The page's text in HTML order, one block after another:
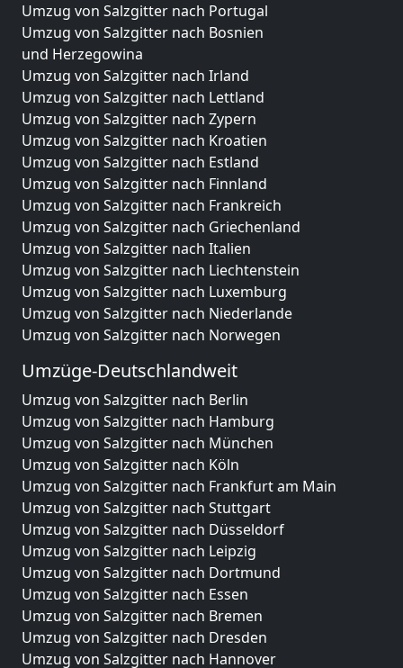
Umzug von Salzgitter nach Portugal
Umzug von Salzgitter nach Bosnien
und Herzegowina
Umzug von Salzgitter nach Irland
Umzug von Salzgitter nach Lettland
Umzug von Salzgitter nach Zypern
Umzug von Salzgitter nach Kroatien
Umzug von Salzgitter nach Estland
Umzug von Salzgitter nach Finnland
Umzug von Salzgitter nach Frankreich
Umzug von Salzgitter nach Griechenland
Umzug von Salzgitter nach Italien
Umzug von Salzgitter nach Liechtenstein
Umzug von Salzgitter nach Luxemburg
Umzug von Salzgitter nach Niederlande
Umzug von Salzgitter nach Norwegen
Umzüge-Deutschlandweit
Umzug von Salzgitter nach Berlin
Umzug von Salzgitter nach Hamburg
Umzug von Salzgitter nach München
Umzug von Salzgitter nach Köln
Umzug von Salzgitter nach Frankfurt am Main
Umzug von Salzgitter nach Stuttgart
Umzug von Salzgitter nach Düsseldorf
Umzug von Salzgitter nach Leipzig
Umzug von Salzgitter nach Dortmund
Umzug von Salzgitter nach Essen
Umzug von Salzgitter nach Bremen
Umzug von Salzgitter nach Dresden
Umzug von Salzgitter nach Hannover